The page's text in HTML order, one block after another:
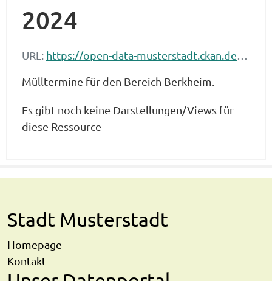
2024
URL: https://open-data-musterstadt.ckan.de/dataset/ad79a64d-cc0a-4bd1-ab16-5e2bb1504872/resource/c9a5c022-9049-4baf-a5dc-a1d2639282e4/download/esslingen_berkheim_1.ics
Mülltermine für den Bereich Berkheim.
Es gibt noch keine Darstellungen/Views für
diese Ressource
Stadt Musterstadt
Homepage
Kontakt